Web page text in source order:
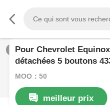
/0
Pour Chevrolet
détachées 5 boutons
Keyless Entrée clé à
MOQ：50
meilleur prix